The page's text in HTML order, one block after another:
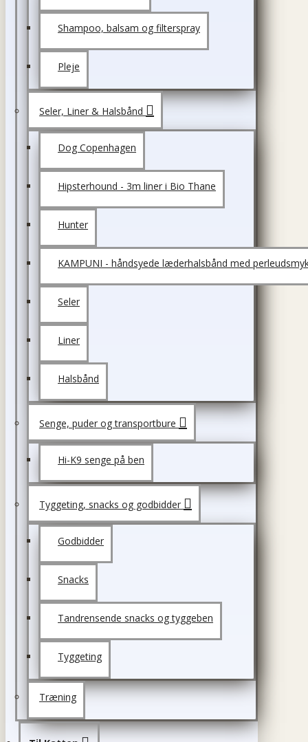
Shampoo, balsam og filterspray
Pleje
Seler, Liner & Halsbånd
Dog Copenhagen
Hipsterhound - 3m liner i Bio Thane
Hunter
KAMPUNI - håndsyede læderhalsbånd med
Seler
Liner
Halsbånd
Senge, puder og transportbure
Hi-K9 senge på ben
Tyggeting, snacks og godbidder
Godbidder
Snacks
Tandrensende snacks og tyggeben
Tyggeting
Træning